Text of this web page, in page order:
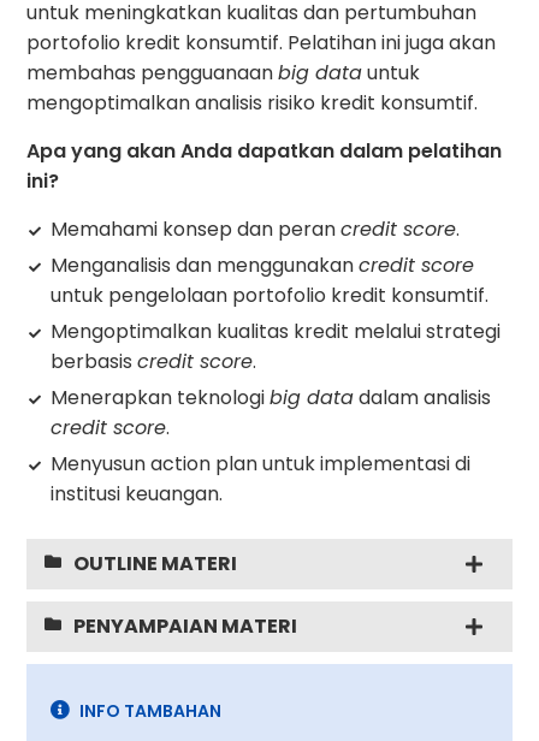
untuk meningkatkan kualitas dan pertumbuhan
portofolio kredit konsumtif. Pelatihan ini juga akan
membahas pengguanaanbig datauntuk
mengoptimalkan analisis risiko kredit konsumtif.
Apa yang akan Anda dapatkan dalam pelatihan
ini?
Memahami konsep dan perancredit score.
Menganalisis dan menggunakancredit score
untuk pengelolaan portofolio kredit konsumtif.
Mengoptimalkan kualitas kredit melalui strategi
berbasiscredit score.
Menerapkan teknologibig datadalam analisis
credit score.
Menyusun action plan untuk implementasi di
institusi keuangan.
OUTLINE MATERI
PENYAMPAIAN MATERI
INFO TAMBAHAN